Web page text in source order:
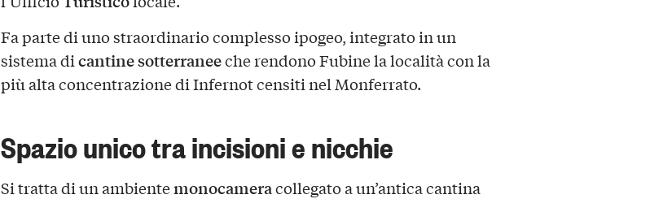
Fa parte di uno straordinario complesso ipogeo, integrato in un
sistema dicantine sotterraneeche rendono Fubine la località con la
più alta concentrazione di Infernot censiti nel Monferrato.
Spazio unico tra incisioni e nicchie
Si tratta di un ambientemonocameracollegato a un’antica cantina